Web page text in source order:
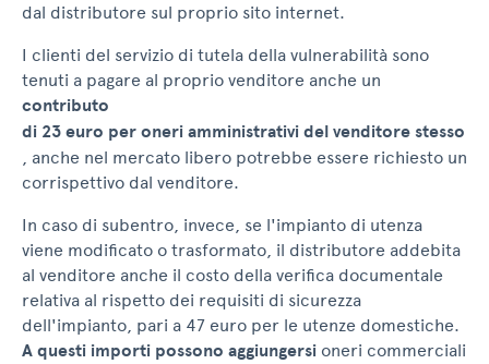
dal distributore sul proprio sito internet.
I clienti del servizio di tutela della vulnerabilità sono
tenuti a pagare al proprio venditore anche un
contributo
di 23 euro per oneri amministrativi del venditore stesso
, anche nel mercato libero potrebbe essere richiesto un
corrispettivo dal venditore.
In caso di subentro, invece, se l'impianto di utenza
viene modificato o trasformato, il distributore addebita
al venditore anche il costo della verifica documentale
relativa al rispetto dei requisiti di sicurezza
dell'impianto, pari a 47 euro per le utenze domestiche.
A questi importi possono aggiungersi oneri commerciali